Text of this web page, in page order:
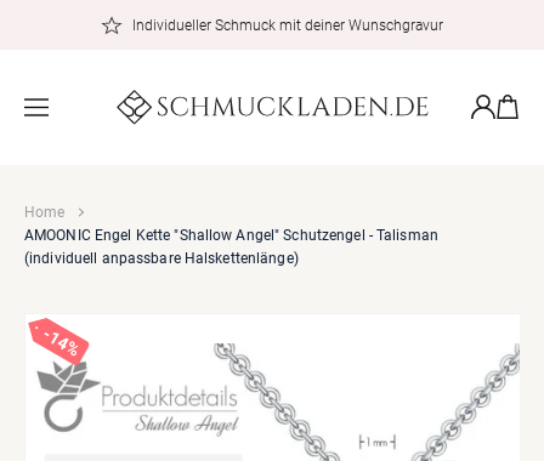
Individueller Schmuck mit deiner Wunschgravur
Home
AMOONIC Engel Kette "Shallow Angel" Schutzengel - Talisman
(individuell anpassbare Halskettenlänge)
14%